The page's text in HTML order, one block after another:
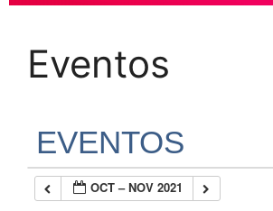
Eventos
EVENTOS
OCT – NOV 2021